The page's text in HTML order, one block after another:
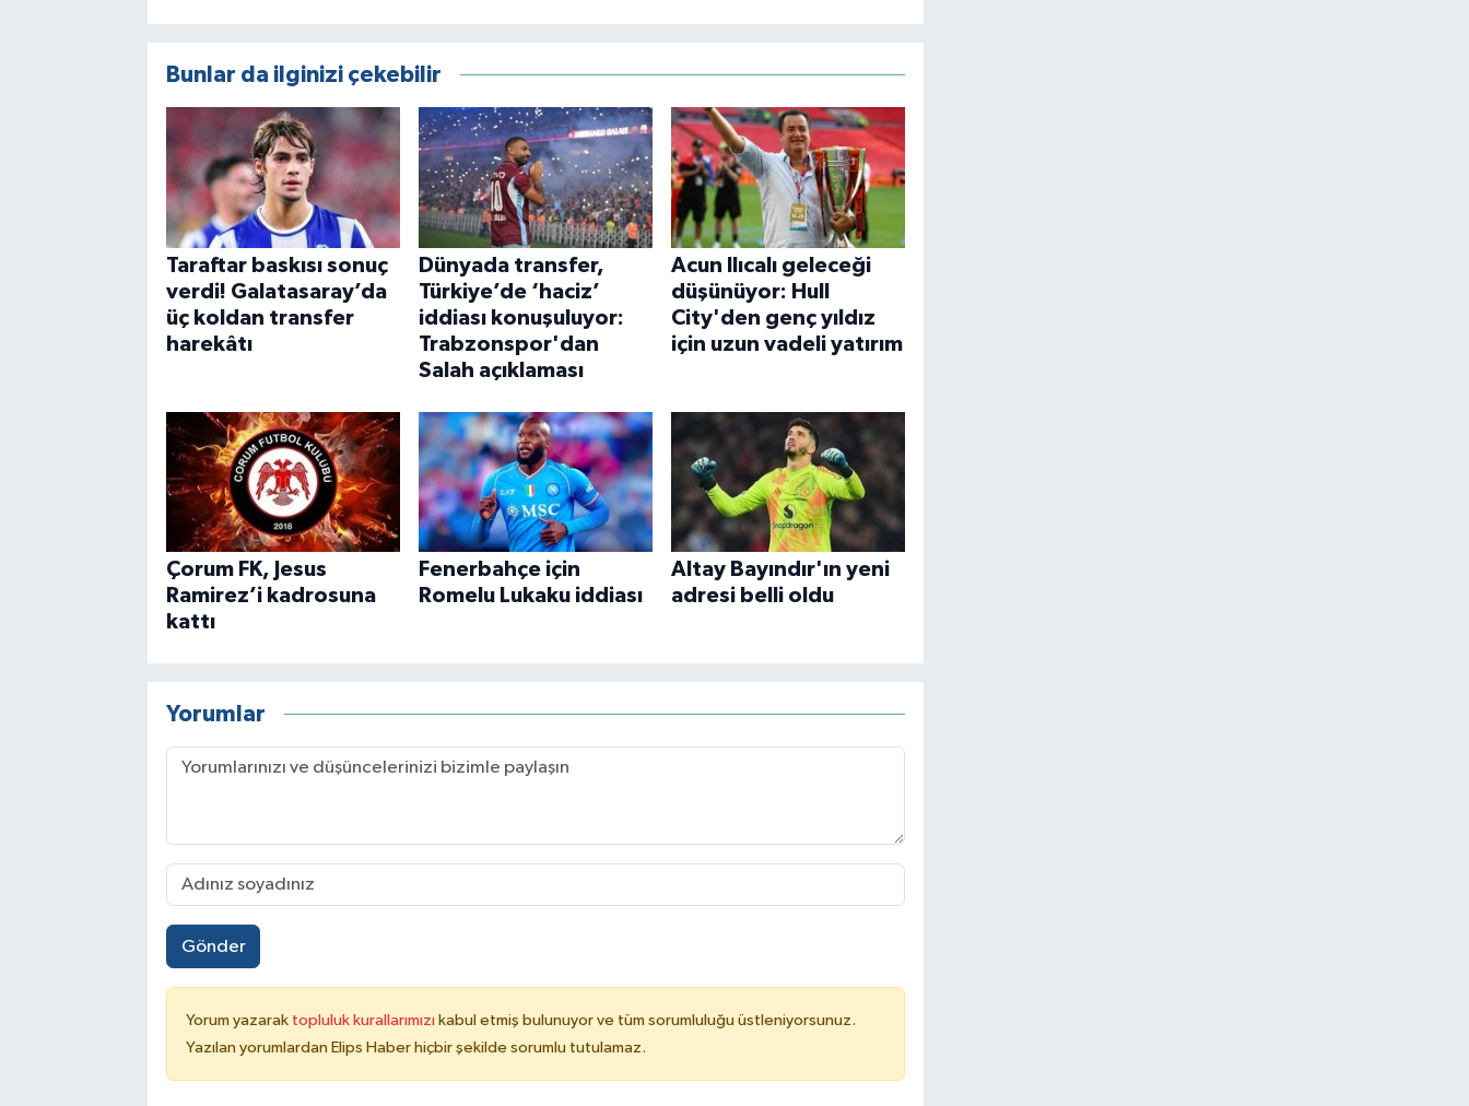
Bunlar da ilginizi çekebilir
Taraftar baskısı sonuç
verdi! Galatasaray’da
üç koldan transfer
harekâtı
Dünyada transfer,
Türkiye’de ‘haciz’
iddiası konuşuluyor:
Trabzonspor'dan
Salah açıklaması
Acun Ilıcalı geleceği
düşünüyor: Hull
City'den genç yıldız
için uzun vadeli yatırım
Çorum FK, Jesus
Ramirez’i kadrosuna
kattı
Fenerbahçe için
Romelu Lukaku iddiası
Altay Bayındır'ın yeni
adresi belli oldu
Yorumlar
Gönder
Yorum yazarak topluluk kurallarımızı kabul etmiş bulunuyor ve tüm sorumluluğu üstleniyorsunuz.
Yazılan yorumlardan Elips Haber hiçbir şekilde sorumlu tutulamaz.